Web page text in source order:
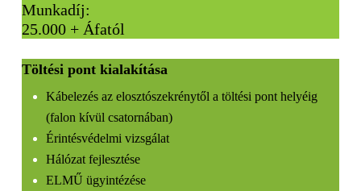
Munkadíj:
25.000 + Áfatól
Töltési pont kialakítása
Kábelezés az elosztószekrénytől a töltési pont helyéig
(falon kívül csatornában)
Érintésvédelmi vizsgálat
Hálózat fejlesztése
ELMŰ ügyintézése